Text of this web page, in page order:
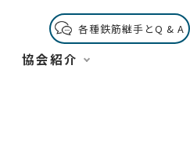
各種鉄筋継手とQ & A
協会紹介